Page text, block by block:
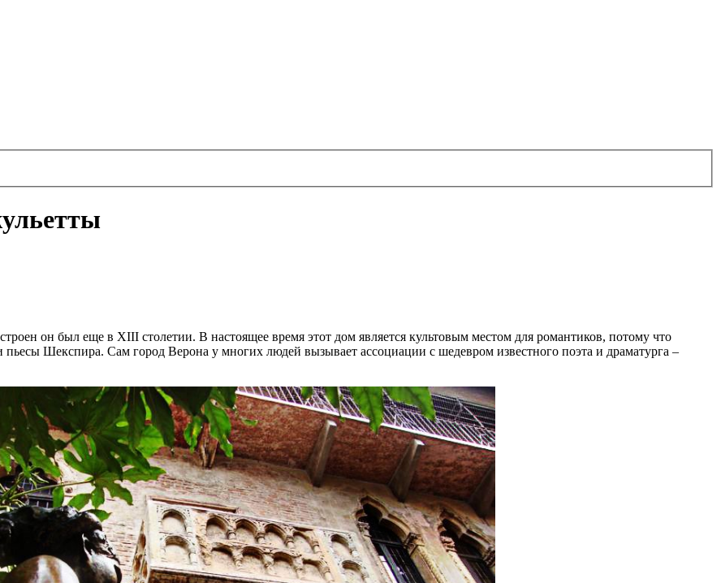
он был еще в XIII столетии. В настоящее время этот дом является культовым местом для романтиков, потому что
Шекспира. Сам город Верона у многих людей вызывает ассоциации с шедевром известного поэта и драматурга –